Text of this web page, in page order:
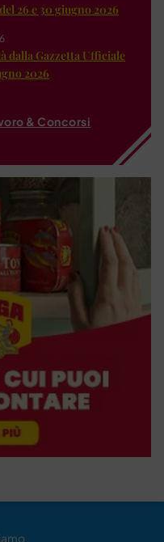
26 e 30 giugno 2026
dalla Gazzetta Ufficiale
2026
& Concorsi